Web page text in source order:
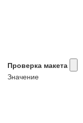
Проверка макета
Значение